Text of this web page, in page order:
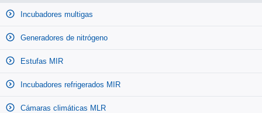
Incubadores multigas
Generadores de nitrógeno
Estufas MIR
Incubadores refrigerados MIR
Cámaras climáticas MLR